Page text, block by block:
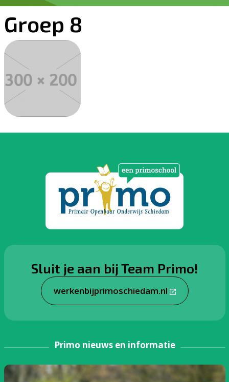
Groep 8
Sluit je aan bij Team Primo!
werkenbijprimoschiedam.nl
Primo nieuws en informatie